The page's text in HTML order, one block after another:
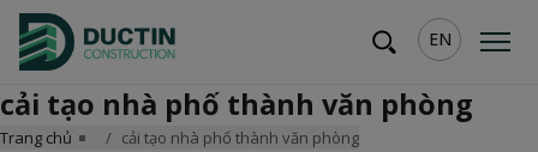
EN
cải tạo nhà phố thành văn phòng
Trang chủ cải tạo nhà phố thành văn phòng